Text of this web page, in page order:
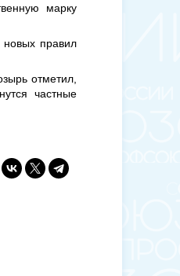
марку
новых правил
отметил,
частные